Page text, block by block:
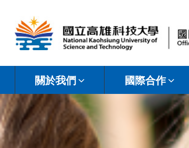
高
雄
科
技
關於我們 國際合作